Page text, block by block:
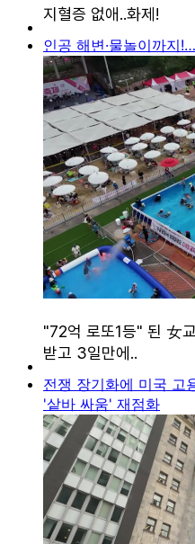
인공 해변·물놀이까지
전쟁 장기화에 미국 고
'샅바 싸움' 재점화